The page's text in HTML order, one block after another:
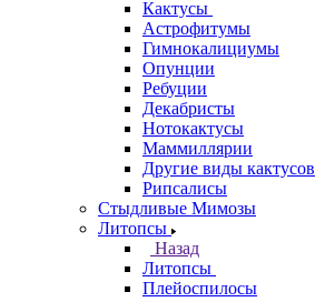
Кактусы
Астрофитумы
Гимнокалициумы
Опунции
Ребуции
Декабристы
Нотокактусы
Маммиллярии
Другие виды кактусов
Рипсалисы
Стыдливые Мимозы
Литопсы
Назад
Литопсы
Плейоспилосы